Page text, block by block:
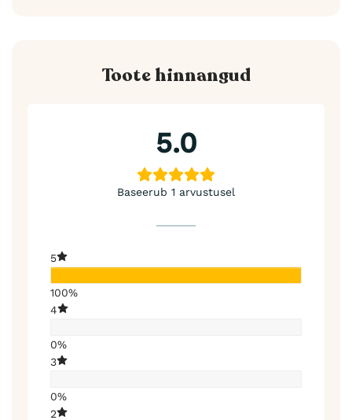
Toote hinnangud
5.0
Baseerub 1 arvustusel
5
100%
4
0%
3
0%
2